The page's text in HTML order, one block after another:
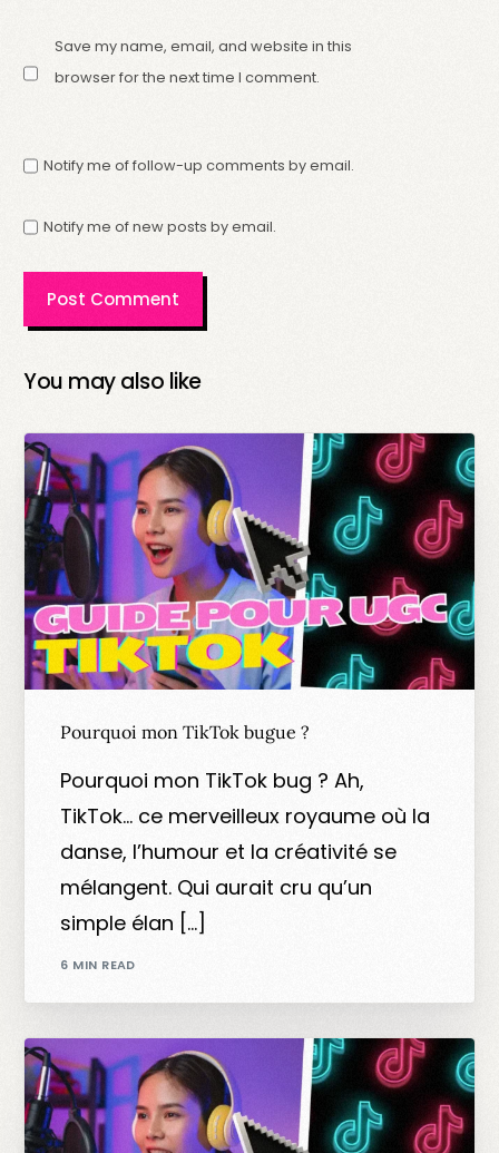
Save my name, email, and website in this
browser for the next time I comment.
Notify me of follow-up comments by email.
Notify me of new posts by email.
You may also like
Pourquoi mon TikTok bugue ?
Pourquoi mon TikTok bug ? Ah,
TikTok… ce merveilleux royaume où la
danse, l’humour et la créativité se
mélangent. Qui aurait cru qu’un
simple élan […]
6 MIN READ